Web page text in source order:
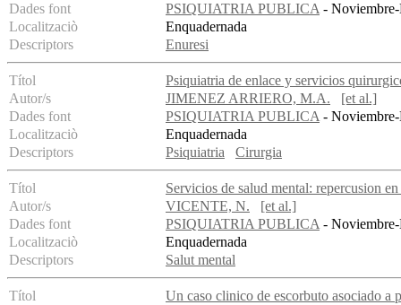
Dades font
PSIQUIATRIA PUBLICA- Noviembre-
Localitzaciò
Enquadernada
Descriptors
Enuresi
Títol
Psiquiatria de enlace y servicios
Autor/s
JIMENEZ ARRIERO, M.A.
[et al.]
Dades font
PSIQUIATRIA PUBLICA- Noviembre-
Localitzaciò
Enquadernada
Descriptors
Psiquiatria Cirurgia
Títol
Servicios de salud mental: repercusion
Autor/s
VICENTE, N.
[et al.]
Dades font
PSIQUIATRIA PUBLICA- Noviembre-
Localitzaciò
Enquadernada
Descriptors
Salut mental
Títol
Un caso clinico de escorbuto asociado a